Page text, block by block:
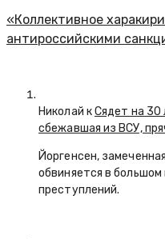
«Коллективное
антироссийскими
Николай кСядет на 30
сбежавшая из ВСУ,
Йоргенсен,
обвиняется в
преступлений.